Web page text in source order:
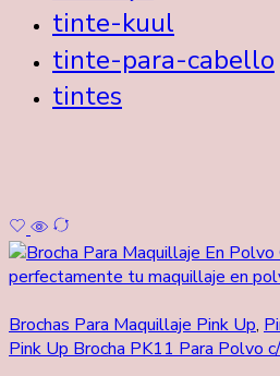
tinte-kuul
tinte-para-cabello
tintes
Brochas Para Maquillaje Pink Up,
Pink Up Brocha PK11 Para Polvo